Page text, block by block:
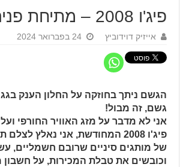
פיג'ו 2008 – מתיחת פנים יפות
אייזיק דוידוביץ 24 בפברואר 2024
הגשם ניתך בחוזקה על החלון הענק בגג
גשם, זה מבול!
אני לא מדבר על מזג האוויר החורפי
פיג'ו 2008 המחודשת, אני נאלץ
של מותגים סיניים שרובם חשמליים,
וכובשים את טבלת המכירות, על חשבון